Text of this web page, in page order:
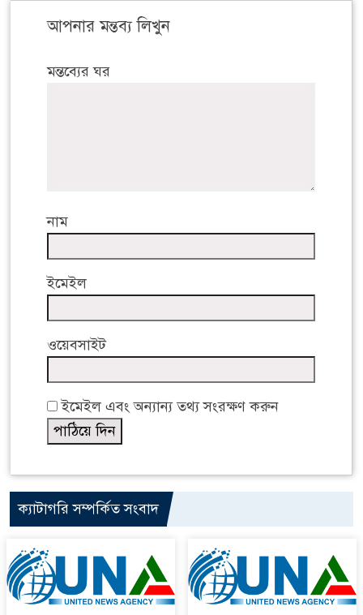
আপনার মন্তব্য লিখুন
মন্তব্যের ঘর
নাম
ইমেইল
ওয়েবসাইট
ইমেইল এবং অন্যান্য তথ্য সংরক্ষণ করুন
ক্যাটাগরি সম্পর্কিত সংবাদ